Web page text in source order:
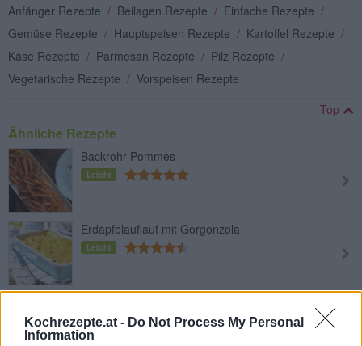
Kochrezepte.at - Do Not Process My Personal
Information
Anfänger Rezepte / Beilagen Rezepte / Einfache Rezepte /
Gemüse Rezepte / Hauptspeisen Rezepte / Kartoffel Rezepte /
Käse Rezepte / Parmesan Rezepte / Pilz Rezepte /
Vegetarische Rezepte / Vorspeisen Rezepte
Top
Ähnliche Rezepte
Backrohr Pommes
Leicht
Erdäpfelauflauf mit Gorgonzola
Leicht
Leicht